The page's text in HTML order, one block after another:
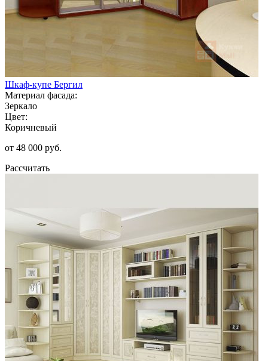
Шкаф-купе Бергил
Материал фасада:
Зеркало
Цвет:
Коричневый
от 48 000 руб.
Рассчитать